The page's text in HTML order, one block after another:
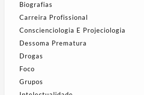
Biografias
Carreira Profissional
Conscienciologia E Projeciologia
Dessoma Prematura
Drogas
Foco
Grupos